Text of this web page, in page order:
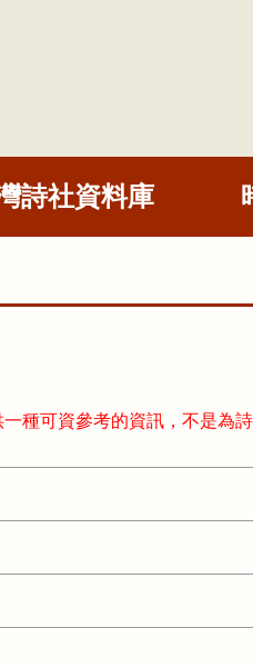
詩社資料庫
可資參考的資訊，不是為